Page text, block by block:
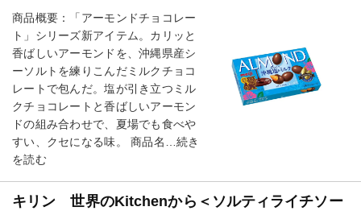
商品概要：「アーモンドチョコレー
ト」シリーズ新アイテム。カリッと
香ばしいアーモンドを、沖縄県産シ
ーソルトを練りこんだミルクチョコ
レートで包んだ。塩が引き立つミル
クチョコレートと香ばしいアーモン
ドの組み合わせで、夏場でも食べや
すい、クセになる味。 商品名…続き
を読む
キリン 世界のKitchenから＜ソルティライチソー